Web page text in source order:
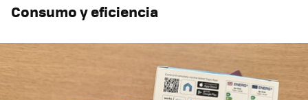
Consumo y eficiencia